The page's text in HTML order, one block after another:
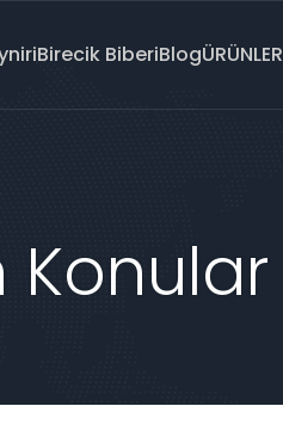
Birecik BiberiBlogÜRÜNLER
Konular